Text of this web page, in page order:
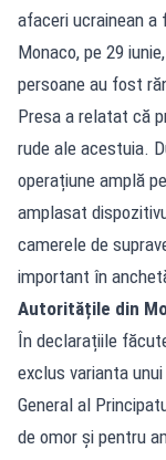
afaceri ucrainean
Monaco, pe 29
persoane au fost
Presa a relatat că
rude ale acestuia.
operațiune amplă
amplasat
camerele de
important în
Autoritățile din
În declarațiile
exclus varianta
General al
de omor și pentru